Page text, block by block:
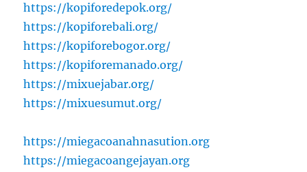
https://kopiforedepok.org/
https://kopiforebali.org/
https://kopiforebogor.org/
https://kopiforemanado.org/
https://mixuejabar.org/
https://mixuesumut.org/
https://miegacoanahnasution.org
https://miegacoangejayan.org